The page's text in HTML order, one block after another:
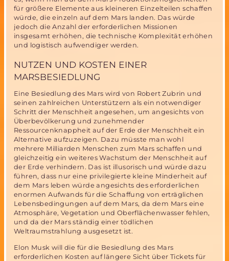
für größere Elemente aus kleineren Einzelteilen schaffen
würde, die einzeln auf dem Mars landen. Das würde
jedoch die Anzahl der erforderlichen Missionen
insgesamt erhöhen, die technische Komplexität erhöhen
und logistisch aufwendiger werden.
NUTZEN UND KOSTEN EINER
MARSBESIEDLUNG
Eine Besiedlung des Mars wird von Robert Zubrin und
seinen zahlreichen Unterstützern als ein notwendiger
Schritt der Menschheit angesehen, um angesichts von
Überbevölkerung und zunehmender
Ressourcenknappheit auf der Erde der Menschheit ein
Alternative aufzuzeigen. Dazu müsste man wohl
mehrere Milliarden Menschen zum Mars schaffen und
gleichzeitig ein weiteres Wachstum der Menschheit auf
der Erde verhindern. Das ist illusorisch und würde dazu
führen, dass nur eine privilegierte kleine Minderheit auf
dem Mars leben würde angesichts des erforderlichen
enormen Aufwands für die Schaffung von erträglichen
Lebensbedingungen auf dem Mars, da dem Mars eine
Atmosphäre, Vegetation und Oberflächenwasser fehlen,
und da der Mars ständig einer tödlichen
Weltraumstrahlung ausgesetzt ist.
Elon Musk will die für die Besiedlung des Mars
erforderlichen Kosten auf längere Sicht über Tickets für